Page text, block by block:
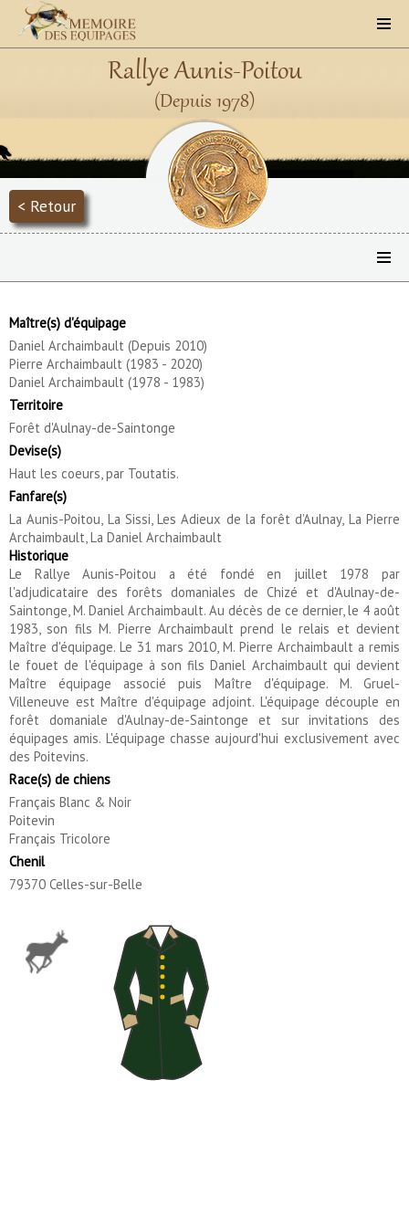
Rallye Aunis-Poitou
(Depuis 1978)
< Retour
Maître(s) d'équipage
Daniel Archaimbault (Depuis 2010)
Pierre Archaimbault (1983 - 2020)
Daniel Archaimbault (1978 - 1983)
Territoire
Forêt d'Aulnay-de-Saintonge
Devise(s)
Haut les coeurs, par Toutatis.
Fanfare(s)
La Aunis-Poitou, La Sissi, Les Adieux de la forêt d’Aulnay, La Pierre
Archaimbault, La Daniel Archaimbault
Historique
Le Rallye Aunis-Poitou a été fondé en juillet 1978 par
l'adjudicataire des forêts domaniales de Chizé et d'Aulnay-de-
Saintonge, M. Daniel Archaimbault. Au décès de ce dernier, le 4 août
1983, son fils M. Pierre Archaimbault prend le relais et devient
Maître d'équipage. Le 31 mars 2010, M. Pierre Archaimbault a remis
le fouet de l'équipage à son fils Daniel Archaimbault qui devient
Maître équipage associé puis Maître d'équipage. M. Gruel-
Villeneuve est Maître d'équipage adjoint. L'équipage découple en
forêt domaniale d'Aulnay-de-Saintonge et sur invitations des
équipages amis. L'équipage chasse aujourd'hui exclusivement avec
des Poitevins.
Race(s) de chiens
Français Blanc & Noir
Poitevin
Français Tricolore
Chenil
79370 Celles-sur-Belle